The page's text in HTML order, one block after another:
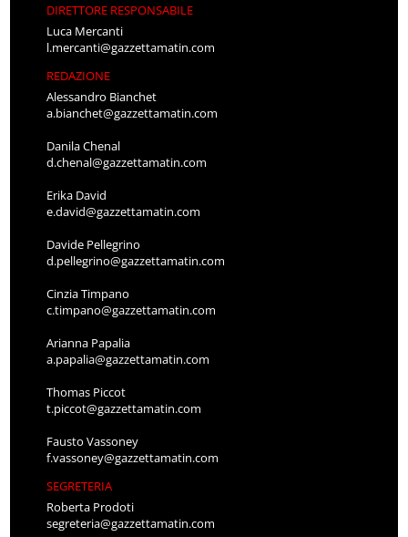
DIRETTORE RESPONSABILE
Luca Mercanti
l.mercanti@gazzettamatin.com
REDAZIONE
Alessandro Bianchet
a.bianchet@gazzettamatin.com
Danila Chenal
d.chenal@gazzettamatin.com
Erika David
e.david@gazzettamatin.com
Davide Pellegrino
d.pellegrino@gazzettamatin.com
Cinzia Timpano
c.timpano@gazzettamatin.com
Arianna Papalia
a.papalia@gazzettamatin.com
Thomas Piccot
t.piccot@gazzettamatin.com
Fausto Vassoney
f.vassoney@gazzettamatin.com
SEGRETERIA
Roberta Prodoti
segreteria@gazzettamatin.com